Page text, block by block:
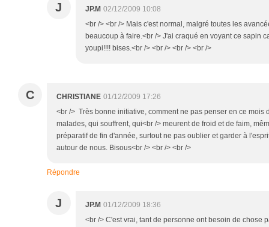
J JP.M 02/12/2009 10:08
<br /> <br /> Mais c'est normal, malgré toutes les
beaucoup à faire.<br /> J'ai craqué en voyant ce sapin
youpi!!!! bises.<br /> <br /> <br /> <br />
C CHRISTIANE 01/12/2009 17:26
<br /> Très bonne initiative, comment ne pas penser en ce mois
malades, qui souffrent, qui<br /> meurent de froid et de faim,
préparatif de fin d'année, surtout ne pas oublier et garder à
autour de nous. Bisous<br /> <br /> <br />
Répondre
J JP.M 01/12/2009 18:36
<br /> C'est vrai, tant de personne ont besoin de chose